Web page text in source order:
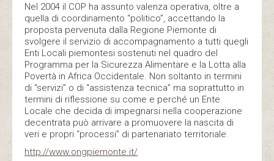
Nel 2004 il COP ha assunto valenza operativa, oltre a
quella di coordinamento “politico”, accettando la
proposta pervenuta dalla Regione Piemonte di
svolgere il servizio di accompagnamento a tutti quegli
Enti Locali piemontesi sostenuti nel quadro del
Programma per la Sicurezza Alimentare e la Lotta alla
Povertà in Africa Occidentale. Non soltanto in termini
di “servizi” o di “assistenza tecnica” ma soprattutto in
termini di riflessione su come e perché un Ente
Locale che decida di impegnarsi nella cooperazione
decentrata può arrivare a promuovere la nascita di
veri e propri “processi” di partenariato territoriale.
http://www.ongpiemonte.it/